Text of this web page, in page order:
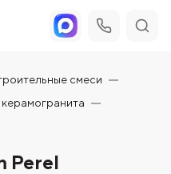
смеси
Perel